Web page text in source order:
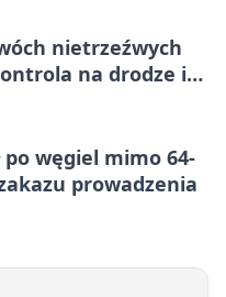
nietrzeźwych
na drodze i
po węgiel mimo 64-
prowadzenia